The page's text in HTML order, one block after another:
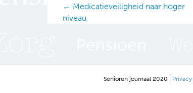
Posts
navigation
← Medicatieveiligheid naar hoger
niveau
Senioren journaal 2020 | Privacy